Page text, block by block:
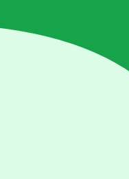
Terlalu dangkal, benih